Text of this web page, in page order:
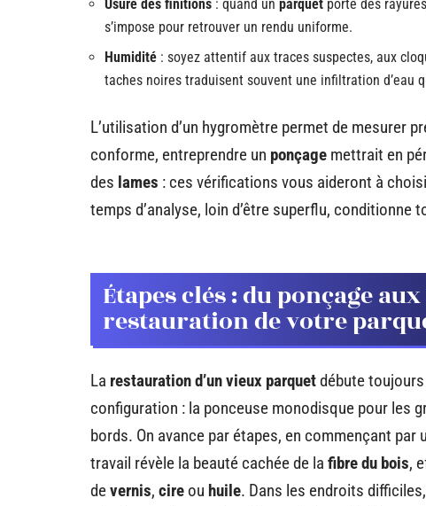
Usure des finitions : quand un parquet porte des
s’impose pour retrouver un rendu uniforme.
Humidité : soyez attentif aux traces suspectes, aux
taches noires traduisent souvent une infiltration d’eau
L’utilisation d’un hygromètre permet de mesurer
conforme, entreprendre un ponçage mettrait en
des lames : ces vérifications vous aideront à
temps d’analyse, loin d’être superflu, conditionne
Étapes clés : du ponçage
restauration de votre
La restauration d’un vieux parquetdébute toujours
configuration : la ponceuse monodisque pour les
bords. On avance par étapes, en commençant
travail révèle la beauté cachée de la fibre du bois,
devernis, cire ou huile. Dans les endroits